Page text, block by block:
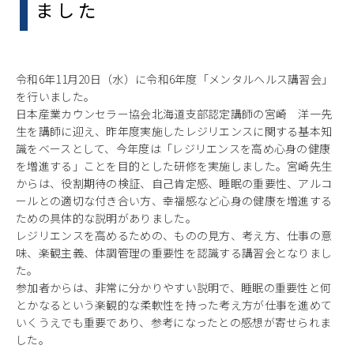
ました
令和6年11月20日（水）に令和6年度「メンタルヘルス講習会」
を行いました。
日本産業カウンセラー協会北海道支部認定講師の宮崎 洋一先
生を講師に迎え、昨年度実施したレジリエンスに関する基本知
識をベースとして、今年度は「レジリエンスを高め心身の健康
を増進する」ことを目的とした研修を実施しました。宮崎先生
からは、役割期待の検証、自己肯定感、睡眠の重要性、アルコ
ールとの適切な付き合い方、幸福感など心身の健康を増進する
ための具体的な説明がありました。
レジリエンスを高めるための、ものの見方、考え方、仕事の意
味、楽観主義、体調管理の重要性を認識する講習会となりまし
た。
参加者からは、非常に分かりやすい説明で、睡眠の重要性と何
とかなるという楽観的な柔軟性を持った考え方が仕事を進めて
いくうえでも重要であり、参考になったとの感想が寄せられま
した。